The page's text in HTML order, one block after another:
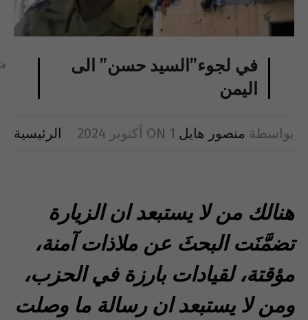
في لجوء”السيد حسن” الى
اليمن
بواسطة منصور هايل ON 1 أكتوبر 2024 الرئيسية
هنالك من لا يستبعد ان الزيارة
تضمَّنَت البحثَ عن ملاذات آمنة،
مؤقتة، لقيادات بارزة في الحزب،
ومن لا يستبعد ان رسالة ما وصلت